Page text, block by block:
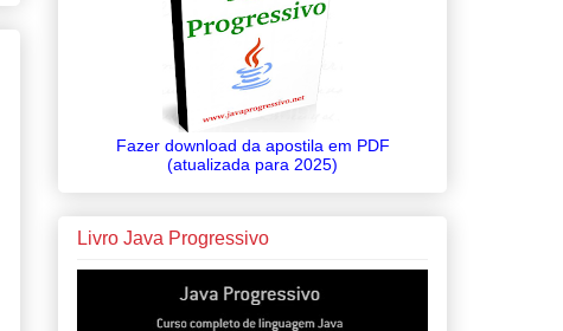
Fazer download da apostila em PDF
(atualizada para 2025)
Livro Java Progressivo